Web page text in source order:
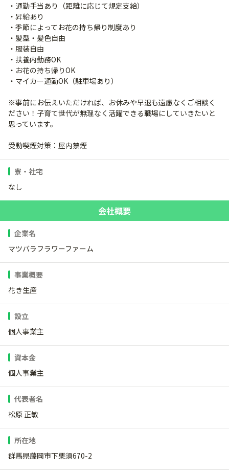
・通勤手当あり（距離に応じて規定支給）
・昇給あり
・季節によってお花の持ち帰り制度あり
・髪型・髪色自由
・服装自由
・扶養内勤務OK
・お花の持ち帰りOK
・マイカー通勤OK（駐車場あり）
※事前にお伝えいただければ、お休みや早退も遠慮なくご相談く
ださい！子育て世代が無理なく活躍できる職場にしていきたいと
思っています。
受動喫煙対策：屋内禁煙
寮・社宅
なし
会社概要
企業名
マツバラフラワーファーム
事業概要
花き生産
設立
個人事業主
資本金
個人事業主
代表者名
松原 正敏
所在地
群馬県藤岡市下栗須670-2